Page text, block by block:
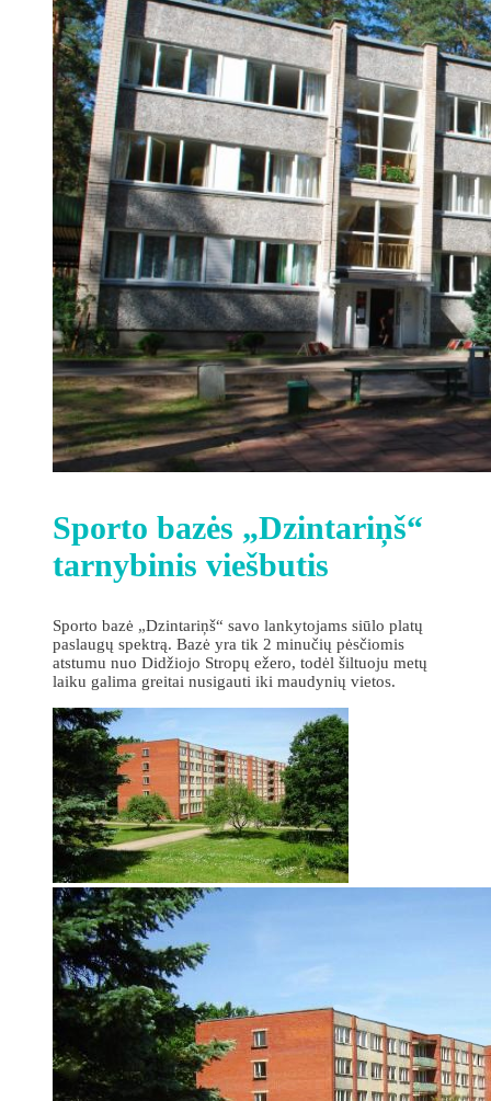
Sporto bazės „Dzintariņš“
tarnybinis viešbutis
Sporto bazė „Dzintariņš“ savo lankytojams siūlo platų
paslaugų spektrą. Bazė yra tik 2 minučių pėsčiomis
atstumu nuo Didžiojo Stropų ežero, todėl šiltuoju metų
laiku galima greitai nusigauti iki maudynių vietos.